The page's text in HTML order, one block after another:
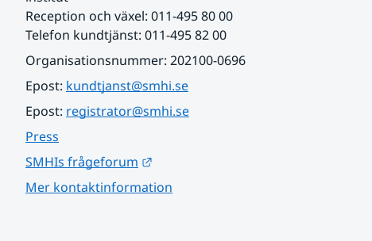
Reception och växel: 011-495 80 00
Telefon kundtjänst: 011-495 82 00
Organisationsnummer: 202100-0696
Epost: kundtjanst@smhi.se
Epost: registrator@smhi.se
Press
SMHIs frågeforum
Mer kontaktinformation